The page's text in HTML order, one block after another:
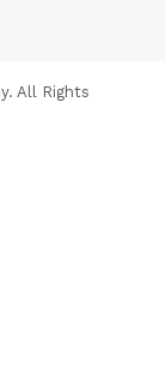
All Rights